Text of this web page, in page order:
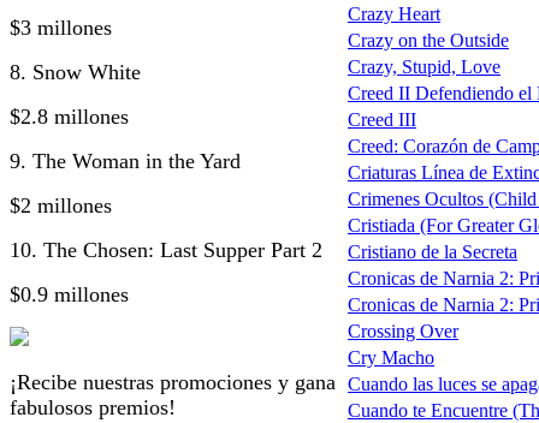
$3 millones
8. Snow White
$2.8 millones
9. The Woman in the Yard
$2 millones
10. The Chosen: Last Supper Part 2
$0.9 millones
¡Recibe nuestras promociones y gana
fabulosos premios!
Crazy Heart
Crazy on the Outside
Crazy, Stupid, Love
Creed II Defendiendo el
Creed III
Creed: Corazón de
Criaturas Línea de
Crimenes Ocultos
Cristiada (For Greater
Cristiano de la Secreta
Cronicas de Narnia 2:
Cronicas de Narnia 2:
Crossing Over
Cry Macho
Cuando las luces se
Cuando te Encuentre